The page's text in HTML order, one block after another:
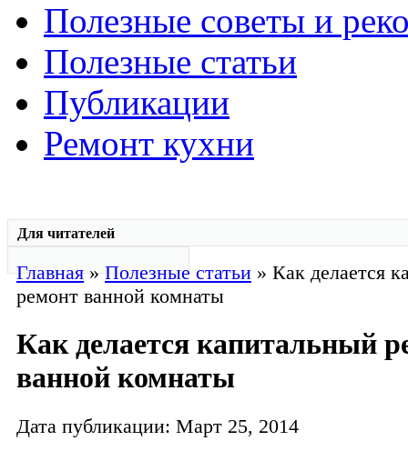
Полезные советы и
Полезные статьи
Публикации
Ремонт кухни
Для читателей
Главная»Полезные статьи » Как делается
ремонт ванной комнаты
Как делается капитальный
ванной комнаты
Дата публикации: Март 25, 2014